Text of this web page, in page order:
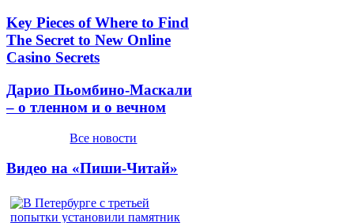
Key Pieces of Where to Find
The Secret to New Online
Casino Secrets
Дарио Пьомбино-Маскали
– о тленном и о вечном
Все новости
Видео на «Пиши-Читай»